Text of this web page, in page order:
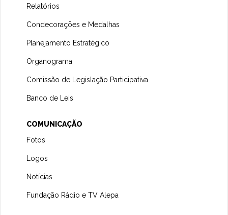
Relatórios
Condecorações e Medalhas
Planejamento Estratégico
Organograma
Comissão de Legislação Participativa
Banco de Leis
COMUNICAÇÃO
Fotos
Logos
Notícias
Fundação Rádio e TV Alepa